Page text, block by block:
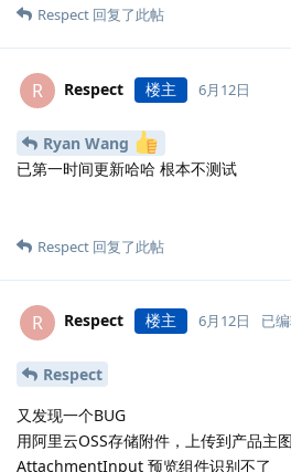
Respect 回复了此帖
R Respect 楼主 6月12日
Ryan Wang
已第一时间更新哈哈 根本不测试
Respect 回复了此帖
R Respect 楼主 6月12日 已
Respect
又发现一个BUG
用阿里云OSS存储附件，上传到产品主
AttachmentInput 预览组件识别不了